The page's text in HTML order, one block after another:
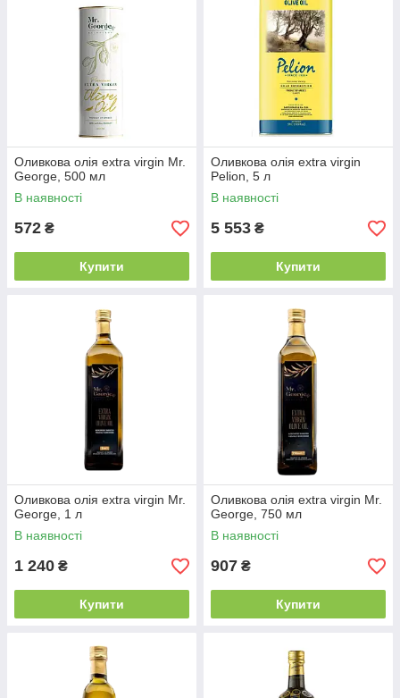
Оливкова олія extra virgin Mr.
George, 500 мл
В наявності
572 ₴
Купити
Оливкова олія extra virgin
Pelion, 5 л
В наявності
5 553 ₴
Купити
Оливкова олія extra virgin Mr.
George, 1 л
В наявності
1 240 ₴
Купити
Оливкова олія extra virgin Mr.
George, 750 мл
В наявності
907 ₴
Купити